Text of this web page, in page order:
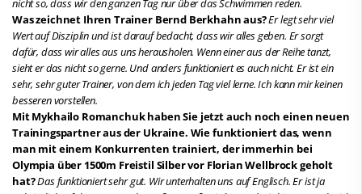
nicht so, dass wir den ganzen Tag nur über das Schwimmen reden.
Was zeichnet Ihren Trainer Bernd Berkhahn aus?Er legt sehr viel
Wert auf Disziplin und ist darauf bedacht, dass wir alles geben. Er sorgt
dafür, dass wir alles aus uns herausholen. Wenn einer aus der Reihe tanzt,
sieht er das nicht so gerne. Und anders funktioniert es auch nicht. Er ist ein
sehr, sehr guter Trainer, von dem ich jeden Tag viel lerne. Ich kann mir keinen
besseren vorstellen.
Mit Mykhailo Romanchuk haben Sie jetzt auch noch einen neuen
Trainingspartner aus der Ukraine. Wie funktioniert das, wenn
man mit einem Konkurrenten trainiert, der immerhin bei
Olympia über 1500m Freistil Silber vor Florian Wellbrock geholt
hat?Das funktioniert sehr gut. Wir unterhalten uns auf Englisch. Er ist ja